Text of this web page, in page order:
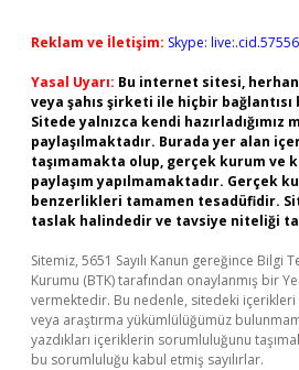
Reklam ve İletişim: Skype:
Yasal Uyarı: Bu internet sitesi,
veya şahıs şirketi ile hiçbir
Sitede yalnızca kendi hazırladığımız
paylaşılmaktadır. Burada yer alan
taşımamakta olup, gerçek kurum ve
paylaşım yapılmamaktadır. Gerçek
benzerlikleri tamamen tesadüfidir.
taslak halindedir ve tavsiye niteliği
Sitemiz, 5651 Sayılı Kanun gereğince Bilgi
Kurumu (BTK) tarafından onaylanmış bir
vermektedir. Bu nedenle, sitedeki
veya araştırma yükümlülüğümüz
yazdıkları içeriklerin sorumluluğunu
bu sorumluluğu kabul etmiş sayılırlar.